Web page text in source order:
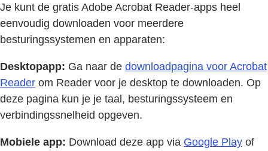
Je kunt de gratis Adobe Acrobat Reader-apps heel
eenvoudig downloaden voor meerdere
besturingssystemen en apparaten:
Desktopapp: Ga naar de downloadpagina voor Acrobat
Reader om Reader voor je desktop te downloaden. Op
deze pagina kun je je taal, besturingssysteem en
verbindingssnelheid opgeven.
Mobiele app: Download deze app via Google Play of